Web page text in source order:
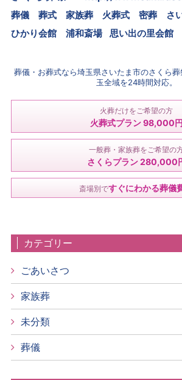
葬儀 葬式 家族葬 火葬式 密葬さい
ひかり会館 浦和斎場 思い出の里会館
葬儀・お葬式なら埼玉県さいたま市のさくら
玉全域を24時間対応。
火葬だけをご希望の方
火葬式プラン 98,000円
一般葬・家族葬をご希望の
さくらプラン 280,000
斎場別ですぐにわかる葬儀
カテゴリー
ごあいさつ
家族葬
未分類
葬儀